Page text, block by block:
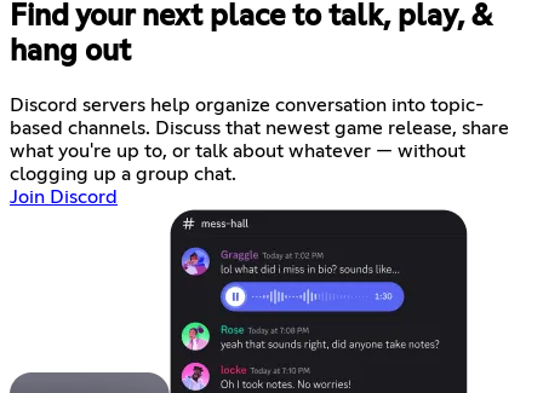
Find your next place to talk, play, &
hang out
Discord servers help organize conversation into topic-
based channels. Discuss that newest game release, share
what you're up to, or talk about whatever — without
clogging up a group chat.
Join Discord